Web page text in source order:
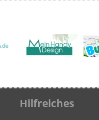
Hilfreiches